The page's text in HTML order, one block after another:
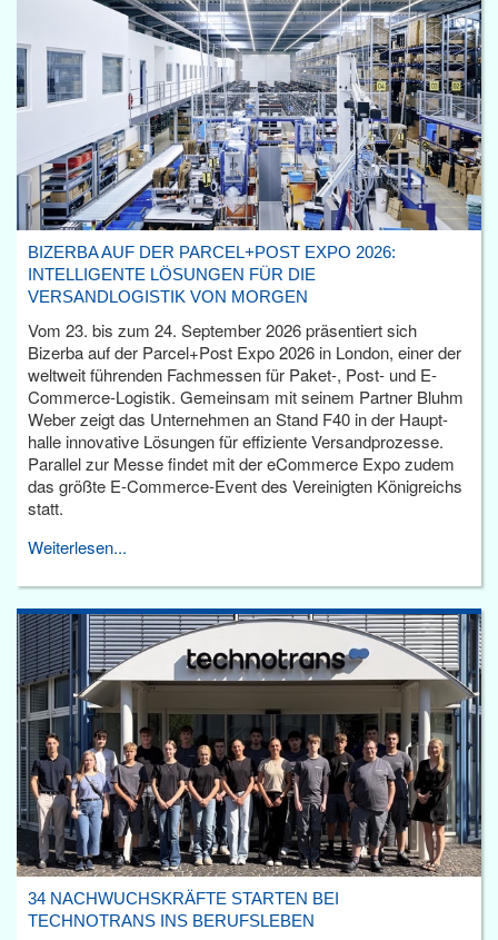
BIZERBA AUF DER PARCEL+POST EXPO 2026:
INTELLIGENTE LÖSUNGEN FÜR DIE
VERSANDLOGISTIK VON MORGEN
Vom 23. bis zum 24. September 2026 präsentiert sich
Bizerba auf der Parcel+Post Expo 2026 in London, einer der
weltweit führenden Fachmessen für Paket-, Post- und E-
Commerce-Logistik. Gemeinsam mit seinem Partner Bluhm
Weber zeigt das Unternehmen an Stand F40 in der Haupt­
halle innovative Lösungen für effiziente Versandprozesse.
Parallel zur Messe findet mit der eCommerce Expo zudem
das größte E-Commerce-Event des Vereinigten Königreichs
statt.
Weiterlesen...
34 NACHWUCHSKRÄFTE STARTEN BEI
TECHNOTRANS INS BERUFSLEBEN